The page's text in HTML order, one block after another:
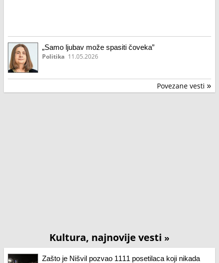
„Samo ljubav može spasiti čoveka”
Politika 11.05.2026
Povezane vesti »
Kultura, najnovije vesti »
Zašto je Nišvil pozvao 1111 posetilaca koji nikada